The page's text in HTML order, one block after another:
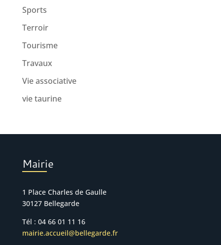
Sports
Terroir
Tourisme
Travaux
Vie associative
vie taurine
Mairie
1 Place Charles de Gaulle
30127 Bellegarde
Tél : 04 66 01 11 16
mairie.accueil@bellegarde.fr